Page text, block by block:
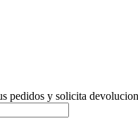
pedidos y solicita